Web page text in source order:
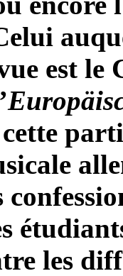
est le
cette
les